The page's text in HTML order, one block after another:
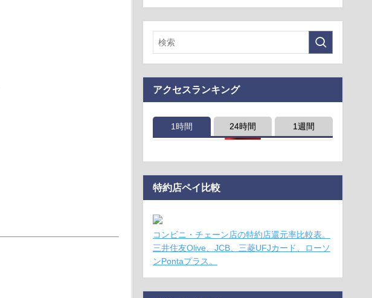
アクセスランキング
1時間 24時間 1週間
特約店ペイ比較
コンビニ・チェーン店の特約店還元率比較表。
三井住友Olive、JCB、三菱UFJカード、ローソ
ンPontaプラス。